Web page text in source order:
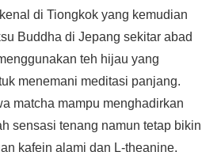
di Tiongkok yang kemudian
Buddha di Jepang sekitar abad
teh hijau yang
menemani meditasi panjang.
matcha mampu menghadirkan
sensasi tenang namun tetap bikin
kafein alami dan L-theanine,